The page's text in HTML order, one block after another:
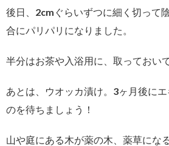
後日、2cmぐらいずつに細く切って
合にパリパリになりました。
半分はお茶や入浴用に、取っておいて
あとは、ウオッカ漬け。3ヶ月後に
のを待ちましょう！
山や庭にある木が薬の木、薬草にな